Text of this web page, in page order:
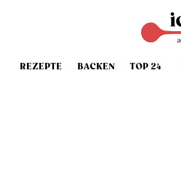
REZEPTE BACKEN TOP 24